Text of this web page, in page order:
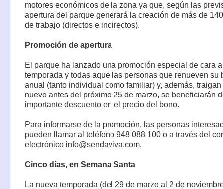
motores económicos de la zona ya que, según las
apertura del parque generará la creación de más de
de trabajo (directos e indirectos).
Promoción de apertura
El parque ha lanzado una promoción especial de cara
temporada y todas aquellas personas que renueven su
anual (tanto individual como familiar) y, además,
nuevo antes del próximo 25 de marzo, se beneficiarán
importante descuento en el precio del bono.
Para informarse de la promoción, las personas
pueden llamar al teléfono 948 088 100 o a través del
electrónico info@sendaviva.com.
Cinco días, en Semana Santa
La nueva temporada (del 29 de marzo al 2 de